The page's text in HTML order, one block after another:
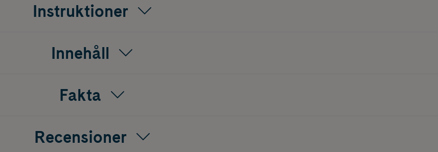
normala slemhinnor och normal hud.
Instruktioner
Innehåll
Fakta
Recensioner